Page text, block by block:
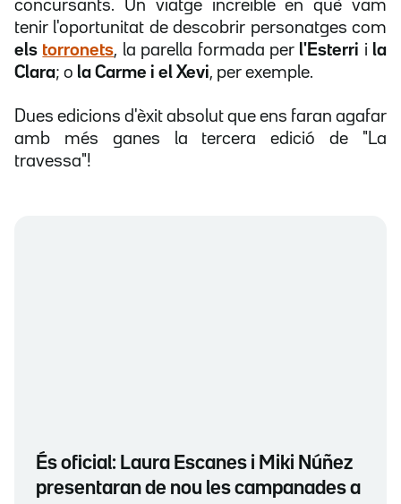
concursants. Un viatge increïble en què vam
tenir l'oportunitat de descobrir personatges com
els torronets, la parella formada per l'Esterri i la
Clara; o la Carme i el Xevi, per exemple.
Dues edicions d'èxit absolut que ens faran agafar
amb més ganes la tercera edició de "La
travessa"!
És oficial: Laura Escanes i Miki Núñez
presentaran de nou les campanades a